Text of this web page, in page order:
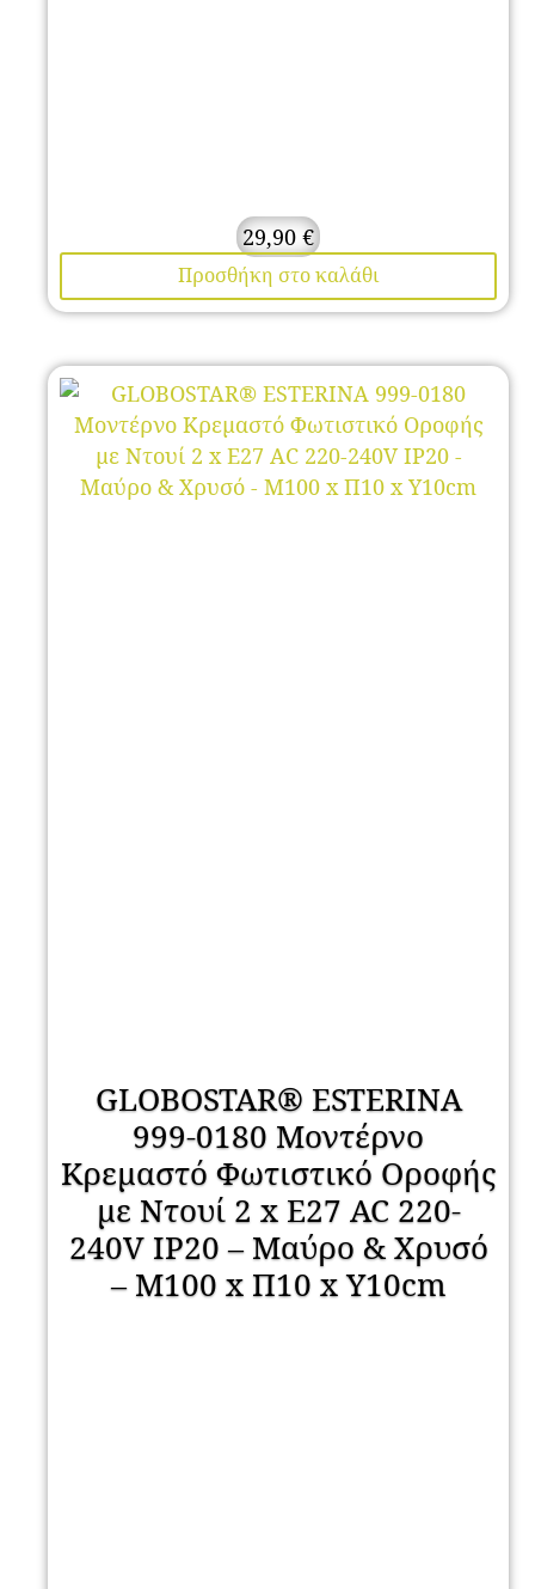
29,90 €
Προσθήκη στο καλάθι
GLOBOSTAR® ESTERINA
999-0180 Μοντέρνο
Κρεμαστό Φωτιστικό Οροφής
με Ντουί 2 x E27 AC 220-
240V IP20 – Μαύρο & Χρυσό
– Μ100 x Π10 x Y10cm